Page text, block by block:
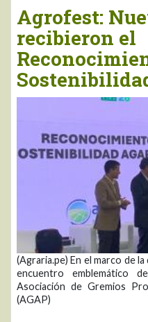
Agrofest:
recibieron el
(Agraria.pe) En el marco de
encuentro emblemático
Asociación de Gremios
(AGAP)